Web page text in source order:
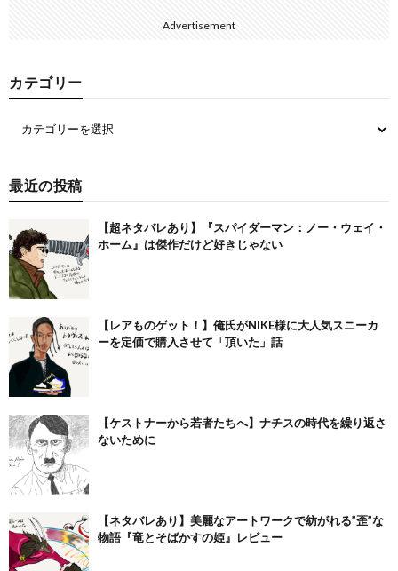
Advertisement
カテゴリー
最近の投稿
【超ネタバレあり】『スパイダーマン：ノー・ウェイ・
ホーム』は傑作だけど好きじゃない
【レアものゲット！】俺氏がNIKE様に大人気スニーカ
ーを定価で購入させて「頂いた」話
【ケストナーから若者たちへ】ナチスの時代を繰り返さ
ないために
【ネタバレあり】美麗なアートワークで紡がれる”歪”な
物語『竜とそばかすの姫』レビュー